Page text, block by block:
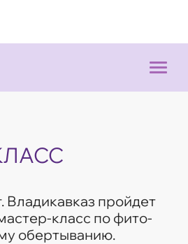
Владикавказ пройдет
класс по фито-
обертыванию.